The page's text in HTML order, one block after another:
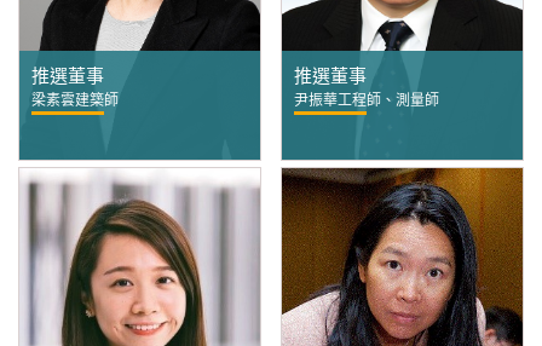
推選董事
梁素雲建築師
推選董事
尹振華工程師、測量師